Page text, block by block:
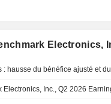
Electronics,
Electronics, Inc., Q2 2026